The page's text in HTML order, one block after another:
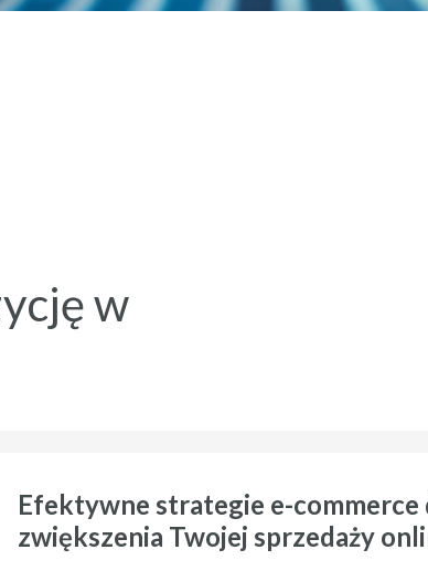
w
Efektywne strategie e-commerce
zwiększenia Twojej sprzedaży